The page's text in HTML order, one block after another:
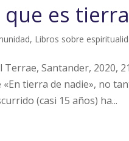
es
, Libros sobre
Terrae, Santander, 2020,
tierra de nadie», no
(casi 15 años) ha...